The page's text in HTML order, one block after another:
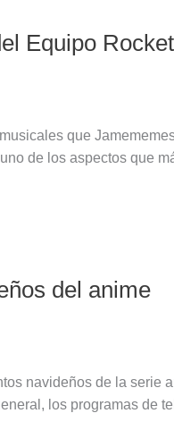
Equipo Rocket
que
de los aspectos que
del anime
navideños de la serie
los programas de